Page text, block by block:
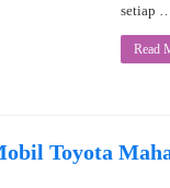
setiap …
Read
Toyota